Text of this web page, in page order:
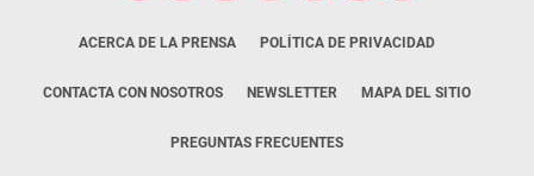
ACERCA DE LA PRENSA POLÍTICA DE PRIVACIDAD
CONTACTA CON NOSOTROS NEWSLETTER MAPA DEL SITIO
PREGUNTAS FRECUENTES